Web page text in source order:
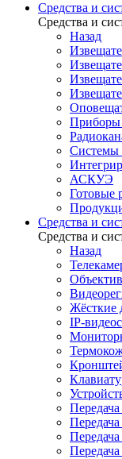
Средства и
Средства и
Назад
Приборы
Системы
АСКУЭ
Готовые
Средства и
Средства и
Назад
Жёсткие
IP-